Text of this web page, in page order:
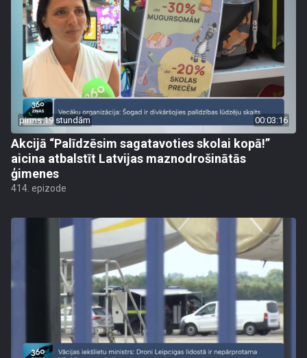
pirms 19 stundām 00:03:16
Akcijā “Palīdzēsim sagatavoties skolai kopā!”
aicina atbalstīt Latvijas maznodrošinātās
ģimenes
414. epizode